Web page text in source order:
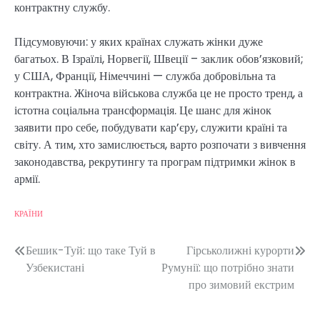
контрактну службу.
Підсумовуючи: у яких країнах служать жінки дуже
багатьох. В Ізраїлі, Норвегії, Швеції – заклик обов’язковий;
у США, Франції, Німеччині — служба добровільна та
контрактна. Жіноча військова служба це не просто тренд, а
істотна соціальна трансформація. Це шанс для жінок
заявити про себе, побудувати кар’єру, служити країні та
світу. А тим, хто замислюється, варто розпочати з вивчення
законодавства, рекрутингу та програм підтримки жінок в
армії.
КРАЇНИ
Навігація
Бешик-Туй: що таке Туй в
Узбекистані
Гірськолижні курорти
Румунії: що потрібно знати
про зимовий екстрим